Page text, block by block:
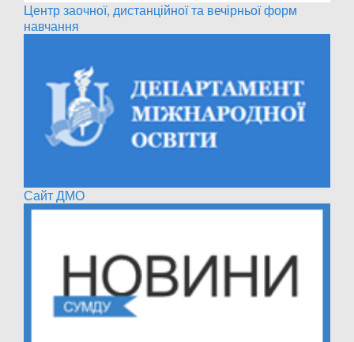
Центр заочної, дистанційної та вечірньої форм
навчання
Сайт ДМО